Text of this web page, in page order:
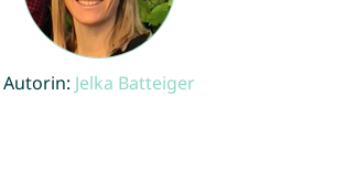
Autorin: Jelka Batteiger